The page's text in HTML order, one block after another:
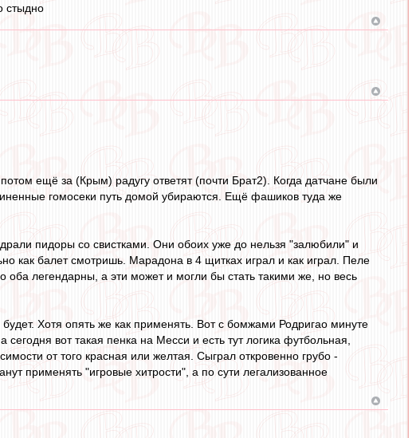
стыдно
ещё за (Крым) радугу ответят (почти Брат2). Когда датчане были
гомосеки путь домой убираются. Ещё фашиков туда же
пидоры со свистками. Они обоих уже до нельзя "залюбили" и
как балет смотришь. Марадона в 4 щитках играл и как играл. Пеле
легендарны, а эти может и могли бы стать такими же, но весь
Хотя опять же как применять. Вот с бомжами Родригао минуте
вот такая пенка на Месси и есть тут логика футбольная,
от того красная или желтая. Сыграл откровенно грубо -
применять "игровые хитрости", а по сути легализованное